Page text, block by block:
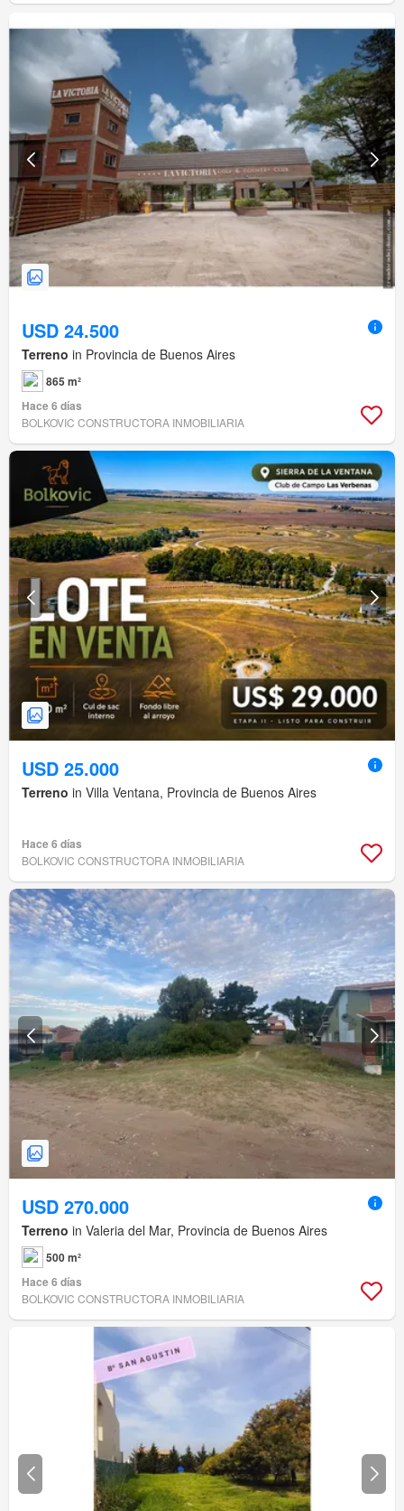
USD 24.500
Terreno in Provincia de Buenos Aires
865 m²
Hace 6 días
BOLKOVIC CONSTRUCTORA INMOBILIARIA
USD 25.000
Terreno in Villa Ventana, Provincia de Buenos Aires
Hace 6 días
BOLKOVIC CONSTRUCTORA INMOBILIARIA
USD 270.000
Terreno in Valeria del Mar, Provincia de Buenos Aires
500 m²
Hace 6 días
BOLKOVIC CONSTRUCTORA INMOBILIARIA